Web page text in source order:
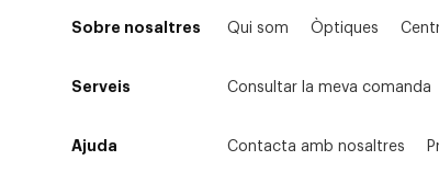
Sobre nosaltres Qui som Òptiques
Serveis Consultar la meva comanda
Ajuda Contacta amb nosaltres